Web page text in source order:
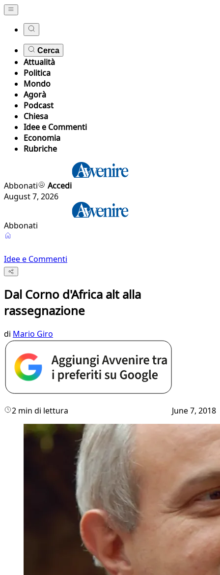
Cerca
Attualità
Politica
Mondo
Agorà
Podcast
Chiesa
Idee e Commenti
Economia
Rubriche
Abbonati
Accedi
August 7, 2026
Abbonati
Idee e Commenti
Dal Corno d'Africa alt alla
rassegnazione
di Mario Giro
2 min di lettura June 7, 2018